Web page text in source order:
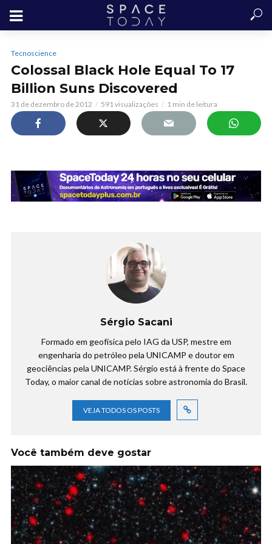
Tecnoscience
Colossal Black Hole Equal To 17
Billion Suns Discovered
31 de dezembro de 2012 591 visualizações 1 min de leitura
Sérgio Sacani
Formado em geofísica pelo IAG da USP, mestre em
engenharia do petróleo pela UNICAMP e doutor em
geociências pela UNICAMP. Sérgio está à frente do Space
Today, o maior canal de notícias sobre astronomia do Brasil.
VEJA TODOS OS POSTS
Você também deve gostar